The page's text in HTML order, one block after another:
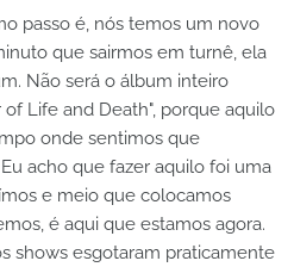
passo é, nós temos um novo
que sairmos em turnê, ela
Não será o álbum inteiro
Life and Death", porque aquilo
onde sentimos que
acho que fazer aquilo foi uma
e meio que colocamos
é aqui que estamos agora.
shows esgotaram praticamente